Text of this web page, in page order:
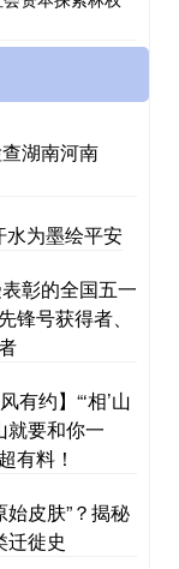
湖南河南
水为墨绘平安
彰的全国五一
锋号获得者、
有约】“‘相’山
就要和你一
有料！
皮肤”？揭秘
迁徙史